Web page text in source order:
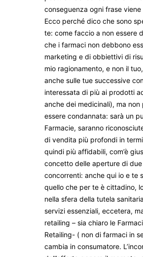
conseguenza ogni frase
Ecco perché dico che sono
te: come faccio a non essere
che i farmaci non debbono
marketing e di obbiettivi di
mio ragionamento, e non il
anche sulle tue successive
interessata di più ai prodotti
anche dei medicinali), ma
essere condannata: sarà un
Farmacie, saranno
di vendita più profondi in
quindi più affidabili, com’è
concetto delle aperture di
concorrenti: anche qui io e te
quello che per te è cittadino,
nella sfera della tutela
servizi essenziali, eccetera,
retailing – sia chiaro le
Retailing- ( non di farmaci in
cambia in consumatore.